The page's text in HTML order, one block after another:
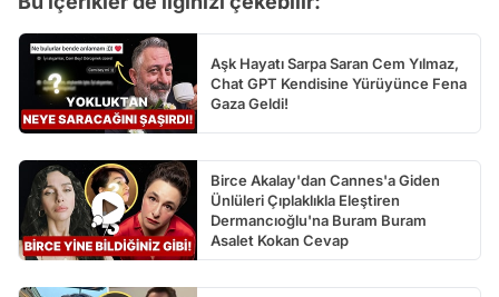
Aşk Hayatı Sarpa Saran Cem Yılmaz,
Chat GPT Kendisine Yürüyünce Fena
Gaza Geldi!
Birce Akalay'dan Cannes'a Giden
Ünlüleri Çıplaklıkla Eleştiren
Dermancıoğlu'na Buram Buram
Asalet Kokan Cevap